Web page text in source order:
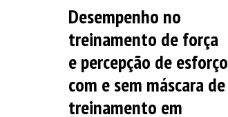
Desempenho no
treinamento de força
e percepção de esforço
com e sem máscara de
treinamento em